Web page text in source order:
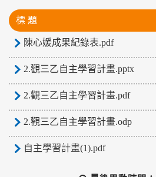
標 題
陳心媛成果紀錄表.pdf
2.觀三乙自主學習計畫.pptx
2.觀三乙自主學習計畫.pdf
2.觀三乙自主學習計畫.odp
自主學習計畫(1).pdf